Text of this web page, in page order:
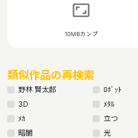
aspect_ratio
10MBカンプ
類似作品の再検索
野林 賢太郎 ﾛﾎﾞｯﾄ
3D
ﾒﾀﾙ
ﾒｶ
立つ
暗闇
光